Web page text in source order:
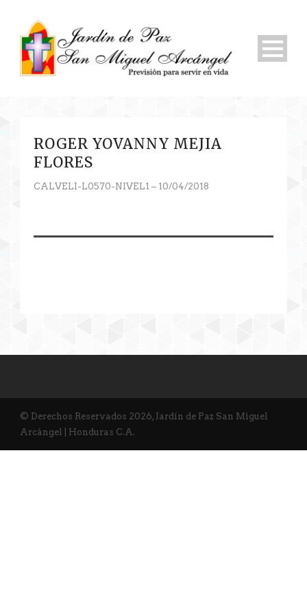
ROGER YOVANNY MEJIA
FLORES
CALVELI-L0570-NIVEL1 – 10/04/2018
© Derechos Reservados 2026, Jardín de Paz San Miguel
Arcángel | Honduras C.A.